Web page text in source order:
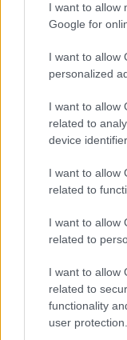
I want to allow
Google for
I want to allow
personalized
I want to allow
related to
device
I want to allow
related to
I want to allow
related to
I want to allow
related to
functionality
user protection.
ΕΛΛΑΔΑ
Πυροσβεστική:
5/08/2026 - 11:00μμ